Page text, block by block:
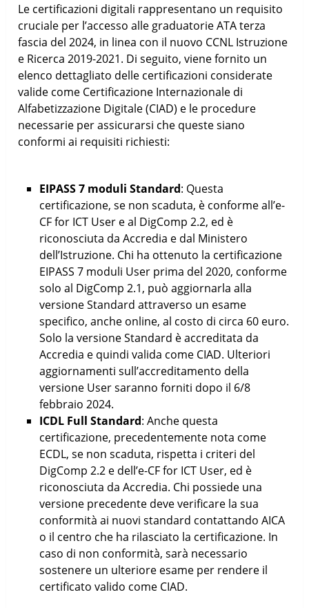
Le certificazioni digitali rappresentano un requisito
cruciale per l’accesso alle graduatorie ATA terza
fascia del 2024, in linea con il nuovo CCNL Istruzione
e Ricerca 2019-2021. Di seguito, viene fornito un
elenco dettagliato delle certificazioni considerate
valide come Certificazione Internazionale di
Alfabetizzazione Digitale (CIAD) e le procedure
necessarie per assicurarsi che queste siano
conformi ai requisiti richiesti:
EIPASS 7 moduli Standard: Questa
certificazione, se non scaduta, è conforme all’e-
CF for ICT User e al DigComp 2.2, ed è
riconosciuta da Accredia e dal Ministero
dell’Istruzione. Chi ha ottenuto la certificazione
EIPASS 7 moduli User prima del 2020, conforme
solo al DigComp 2.1, può aggiornarla alla
versione Standard attraverso un esame
specifico, anche online, al costo di circa 60 euro.
Solo la versione Standard è accreditata da
Accredia e quindi valida come CIAD. Ulteriori
aggiornamenti sull’accreditamento della
versione User saranno forniti dopo il 6/8
febbraio 2024.
ICDL Full Standard: Anche questa
certificazione, precedentemente nota come
ECDL, se non scaduta, rispetta i criteri del
DigComp 2.2 e dell’e-CF for ICT User, ed è
riconosciuta da Accredia. Chi possiede una
versione precedente deve verificare la sua
conformità ai nuovi standard contattando AICA
o il centro che ha rilasciato la certificazione. In
caso di non conformità, sarà necessario
sostenere un ulteriore esame per rendere il
certificato valido come CIAD.